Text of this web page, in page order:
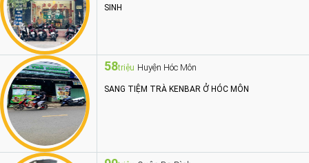
SINH
58triệu Huyện Hóc Môn
SANG TIỆM TRÀ KENBAR Ở HÓC MÔN